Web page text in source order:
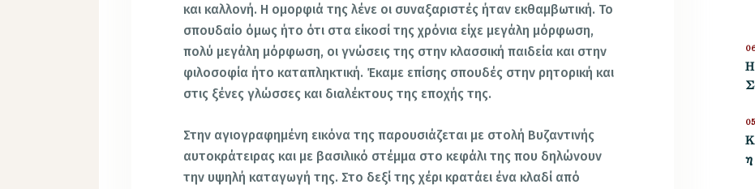
και καλλονή. Η ομορφιά της λένε οι συναξαριστές ήταν εκθαμβωτική. Το
σπουδαίο όμως ήτο ότι στα είκοσί της χρόνια είχε μεγάλη μόρφωση,
πολύ μεγάλη μόρφωση, οι γνώσεις της στην κλασσική παιδεία και στην
φιλοσοφία ήτο καταπληκτική. Έκαμε επίσης σπουδές στην ρητορική και
στις ξένες γλώσσες και διαλέκτους της εποχής της.
Στην αγιογραφημένη εικόνα της παρουσιάζεται με στολή Βυζαντινής
αυτοκράτειρας και με βασιλικό στέμμα στο κεφάλι της που δηλώνουν
την υψηλή καταγωγή της. Στο δεξί της χέρι κρατάει ένα κλαδί από
η